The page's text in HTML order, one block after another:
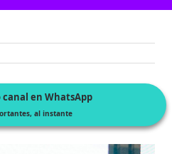
en WhatsApp
al instante